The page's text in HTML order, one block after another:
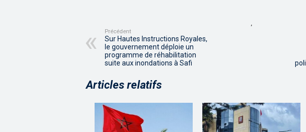
,
Précédent
Sur Hautes Instructions Royales,
le gouvernement déploie un
programme de réhabilitation
suite aux inondations à Safi
Articles relatifs